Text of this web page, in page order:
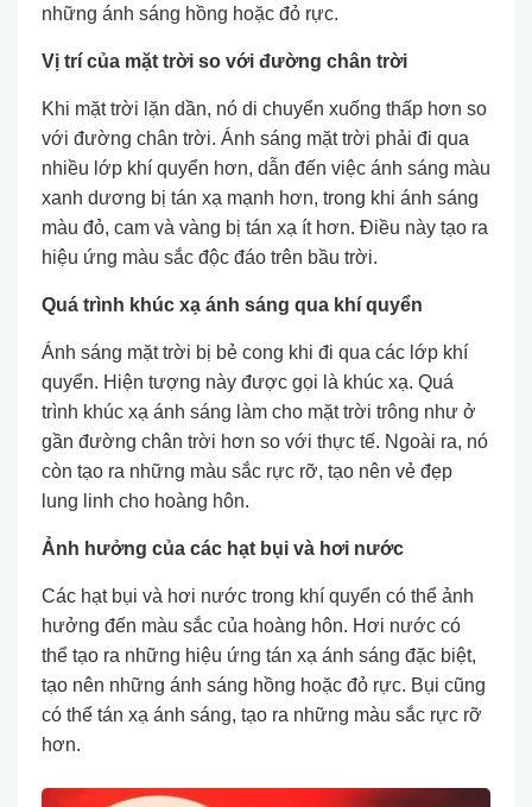
những ánh sáng hồng hoặc đỏ rực.
Vị trí của mặt trời so với đường chân trời
Khi mặt trời lặn dần, nó di chuyển xuống thấp hơn so
với đường chân trời. Ánh sáng mặt trời phải đi qua
nhiều lớp khí quyển hơn, dẫn đến việc ánh sáng màu
xanh dương bị tán xạ mạnh hơn, trong khi ánh sáng
màu đỏ, cam và vàng bị tán xạ ít hơn. Điều này tạo ra
hiệu ứng màu sắc độc đáo trên bầu trời.
Quá trình khúc xạ ánh sáng qua khí quyển
Ánh sáng mặt trời bị bẻ cong khi đi qua các lớp khí
quyển. Hiện tượng này được gọi là khúc xạ. Quá
trình khúc xạ ánh sáng làm cho mặt trời trông như ở
gần đường chân trời hơn so với thực tế. Ngoài ra, nó
còn tạo ra những màu sắc rực rỡ, tạo nên vẻ đẹp
lung linh cho hoàng hôn.
Ảnh hưởng của các hạt bụi và hơi nước
Các hạt bụi và hơi nước trong khí quyển có thể ảnh
hưởng đến màu sắc của hoàng hôn. Hơi nước có
thể tạo ra những hiệu ứng tán xạ ánh sáng đặc biệt,
tạo nên những ánh sáng hồng hoặc đỏ rực. Bụi cũng
có thể tán xạ ánh sáng, tạo ra những màu sắc rực rỡ
hơn.